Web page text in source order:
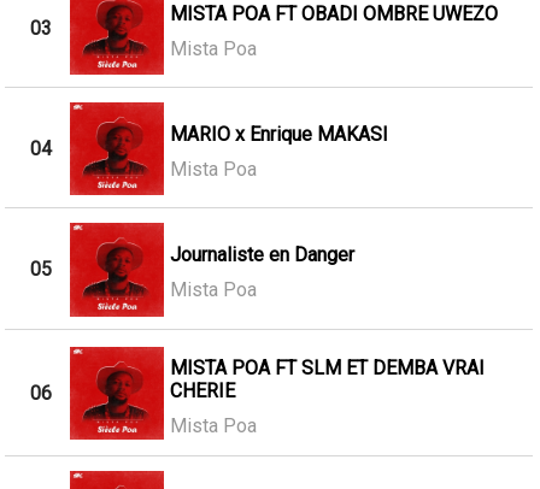
03
MISTA POA FT OBADI OMBRE UWEZO
Mista Poa
04
MARIO x Enrique MAKASI
Mista Poa
05
Journaliste en Danger
Mista Poa
06
MISTA POA FT SLM ET DEMBA VRAI
CHERIE
Mista Poa